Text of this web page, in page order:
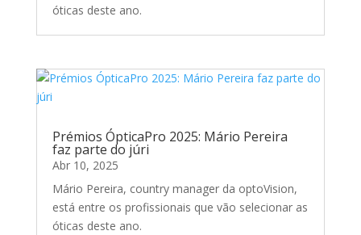
óticas deste ano.
Prémios ÓpticaPro 2025: Mário Pereira
faz parte do júri
Abr 10, 2025
Mário Pereira, country manager da optoVision,
está entre os profissionais que vão selecionar as
óticas deste ano.